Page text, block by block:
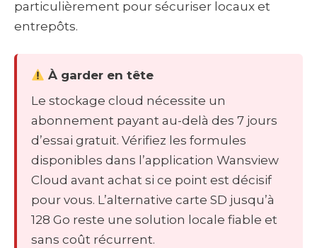
particulièrement pour sécuriser locaux et
entrepôts.
À garder en tête
Le stockage cloud nécessite un
abonnement payant au-delà des 7 jours
d’essai gratuit. Vérifiez les formules
disponibles dans l’application Wansview
Cloud avant achat si ce point est décisif
pour vous. L’alternative carte SD jusqu’à
128 Go reste une solution locale fiable et
sans coût récurrent.